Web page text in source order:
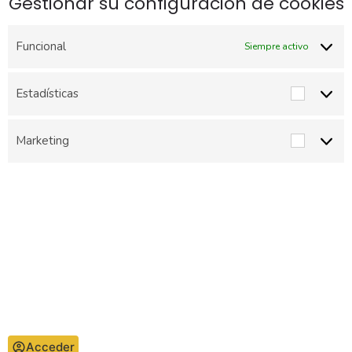
Funcional Siempre activo
Estadísticas
Marketing
Acceder